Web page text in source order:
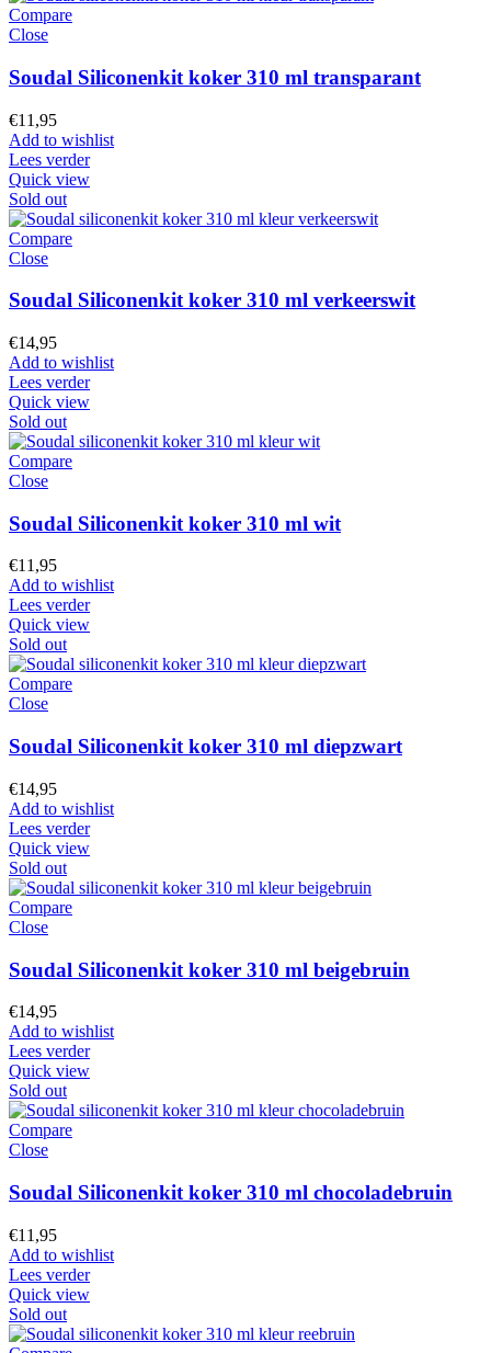
Compare
Close
Soudal Siliconenkit koker 310 ml transparant
€11,95
Add to wishlist
Lees verder
Quick view
Sold out
Compare
Close
Soudal Siliconenkit koker 310 ml verkeerswit
€14,95
Add to wishlist
Lees verder
Quick view
Sold out
Compare
Close
Soudal Siliconenkit koker 310 ml wit
€11,95
Add to wishlist
Lees verder
Quick view
Sold out
Compare
Close
Soudal Siliconenkit koker 310 ml diepzwart
€14,95
Add to wishlist
Lees verder
Quick view
Sold out
Compare
Close
Soudal Siliconenkit koker 310 ml beigebruin
€14,95
Add to wishlist
Lees verder
Quick view
Sold out
Compare
Close
Soudal Siliconenkit koker 310 ml chocoladebruin
€11,95
Add to wishlist
Lees verder
Quick view
Sold out